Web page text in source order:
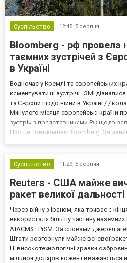
Суспільство 12:45, 5 серпня
Bloomberg - рф провела
таємних зустрічей з
в Україні
Водночас у Кремлі та європейських
коментувати ці зустрічі. ЗМІ
та Європи щодо війни в Україні / /
Минулого місяця європейські країни
зустріч з представниками РФ щодо
Про це повідомляє Bloomberg. За
Суспільство
11:29, 5 серпня
Reuters - США майже
ракет великої дальності
Через війну з Іраном, яка триває з
використала більшу частину
ATACMS і PrSM. За словами джерел
Штати розгорнули майже всі свої
Ці високотехнологічні зразки
мільйон доларів кожен і вважаються